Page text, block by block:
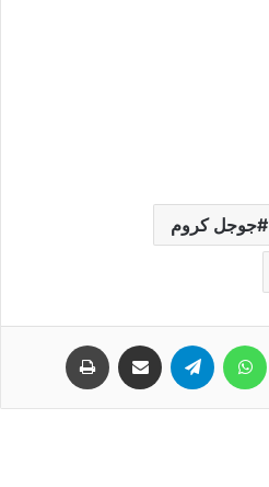
ﺟﻮﺟﻞ ﻛﺮﻭﻡ
لينكدإن واتساب تيلقرام مشاركة عبر البريد